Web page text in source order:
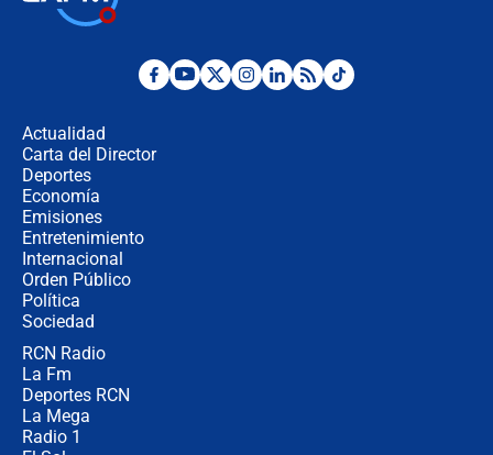
Desde dermatitis hasta infecciones:
Actualidad
Carta del Director
Deportes
Economía
Emisiones
Entretenimiento
Internacional
Orden Público
Política
Sociedad
RCN Radio
La Fm
Deportes RCN
La Mega
Radio 1